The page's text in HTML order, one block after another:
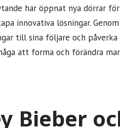
har öppnat nya dörrar
innovativa lösningar.
till sina följare och
att forma och förändra
Bieber